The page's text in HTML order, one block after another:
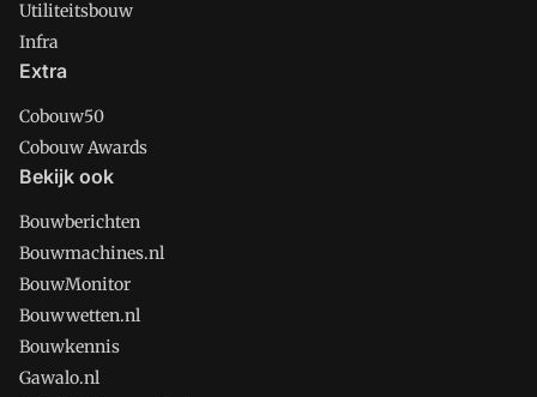
Utiliteitsbouw
Infra
Extra
Cobouw50
Cobouw Awards
Bekijk ook
Bouwberichten
Bouwmachines.nl
BouwMonitor
Bouwwetten.nl
Bouwkennis
Gawalo.nl